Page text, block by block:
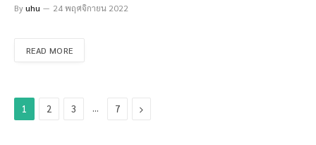
Byuhu 24 พฤศจิกายน 2022
READ MORE
1 2 3 … 7 Next